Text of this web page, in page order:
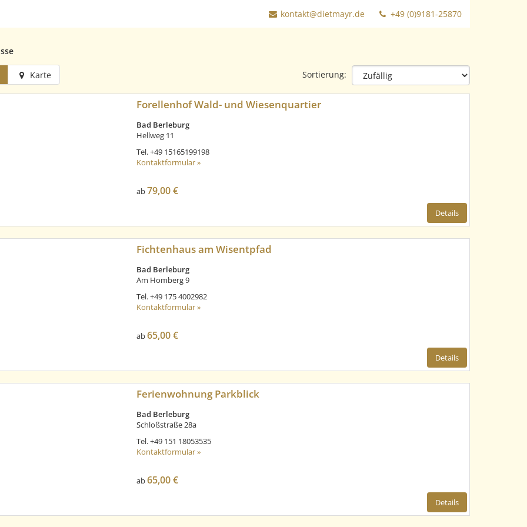
kontakt@dietmayr.de +49 (0)9181-25870
Karte Sortierung:
Forellenhof Wald- und Wiesenquartier
Bad Berleburg
Hellweg 11
Tel.+49 15165199198
Kontaktformular »
ab79,00 €
Details
Fichtenhaus am Wisentpfad
Bad Berleburg
Am Homberg 9
Tel.+49 175 4002982
Kontaktformular »
ab65,00 €
Details
Ferienwohnung Parkblick
Bad Berleburg
Schloßstraße 28a
Tel.+49 151 18053535
Kontaktformular »
ab65,00 €
Details